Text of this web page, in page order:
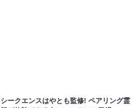
シークエンスはやとも監修! ペアリング霊